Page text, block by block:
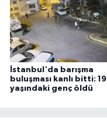
İstanbul'da barışma
buluşması kanlı bitti: 19
yaşındaki genç öldü